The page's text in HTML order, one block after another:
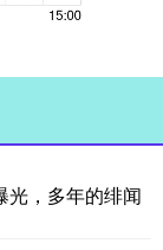
光，多年的绯闻